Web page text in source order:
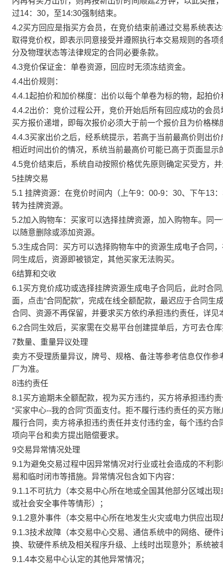
过14：30，至14:30强制结束。
4.2买方回应是指买方会员，在竞价结束前通过交易系统表
取得竞价权，即表示同意接受并遵照执行本交易规则的各
分及物理状态等法律规定的合同必要条款。
4.3竞价保证金：单卷资源，回应时无须冻结资金。
4.4出价规则：
4.4.1起拍价和加价梯度：出价以每个单卷为标的物，起拍
4.4.2出价：竞价过程公开，竞价开始后所有回应成功的会
买方报价递增，即每次报价必须大于前一个报价且为价格
4.4.3买家出价之后，经系统提示，若高于当前最高价则出
相近时间出价的情况，系统当前最高价可能已高于页面显示
4.5竞价结束后，系统自动按照价格优先原则确定买受方，
5挂牌交易
5.1 挂牌资源：在竞价时间内（上午9：00-9：30、下午13
转为挂牌资源。
5.2加入购物车：买家可以选择挂牌资源，加入购物车。同
以随意删除或添加资源。
5.3生成合同：买方可以选择购物车中的资源生成电子合同
同生成后，资源即被锁定，其他买家无法购买。
6结算和交收
6.1买方竞价成功或选择挂牌资源生成电子合同后，此时合
面，点击“合同配款”，完成在线全额配款，最迟应于合同
合同、资源不再保留，并要求买方依约承担违约责任，详见
6.2合同生效后，买家需在交易平台创建提单后，方可去仓
7数量、重量异议处理
卖方不受理质量异议，牌号、规格、备注等参考信息仅作
厂为准。
8违约责任
8.1买方逾期未全额配款，视为买方违约，买方将承担违约
“买家中心--我的合同”页面支付。拒不履行违约责任的买方
履行合同，卖方将承担违约责任并支付违约金，每个违约
项向平台和卖方提出赔偿要求。
9交易异常情况处理
9.1为避免交易过程中因异常情况对行业或社会造成的不利
易和临时闭市等措施。异常情况包含如下内容：
9.1.1不可抗力（本交易中心所在地或全国其他部分区域出
或社会安全事件等情形）；
9.1.2意外事件（本交易中心所在地发生火灾或电力供应出
9.1.3技术故障（本交易中心交易、通信系统中的网络、硬
换、软硬件系统及相关程序升级、上线时出现意外；系统
9.1.4本交易中心认定的其他异常情况；